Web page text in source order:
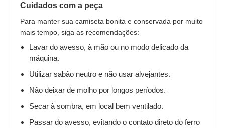
Cuidados com a peça
Para manter sua camiseta bonita e conservada por muito
mais tempo, siga as recomendações:
Lavar do avesso, à mão ou no modo delicado da
máquina.
Utilizar sabão neutro e não usar alvejantes.
Não deixar de molho por longos períodos.
Secar à sombra, em local bem ventilado.
Passar do avesso, evitando o contato direto do ferro